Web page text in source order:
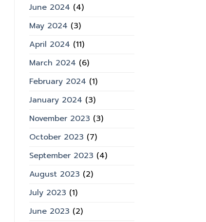
June 2024 (4)
May 2024 (3)
April 2024 (11)
March 2024 (6)
February 2024 (1)
January 2024 (3)
November 2023 (3)
October 2023 (7)
September 2023 (4)
August 2023 (2)
July 2023 (1)
June 2023 (2)